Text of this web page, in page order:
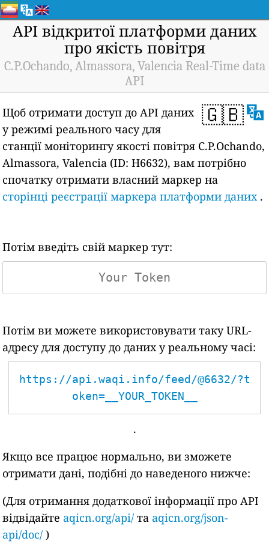
API відкритої платформи даних
про якість повітря
C.P.Ochando, Almassora, Valencia Real-Time data
API
🇬🇧
Щоб отримати доступ до API даних
у режимі реального часу для
станції моніторингу якості повітря C.P.Ochando,
Almassora, Valencia (ID: H6632), вам потрібно
спочатку отримати власний маркер на
сторінці реєстрації маркера платформи даних.
Потім введіть свій маркер тут:
Потім ви можете використовувати таку URL-
адресу для доступу до даних у реальному часі:
https://api.waqi.info/feed/@6632/?t
oken=__YOUR_TOKEN__
.
Якщо все працює нормально, ви зможете
отримати дані, подібні до наведеного нижче:
(Для отримання додаткової інформації про API
відвідайте aqicn.org/api/ та aqicn.org/json-
api/doc/ )